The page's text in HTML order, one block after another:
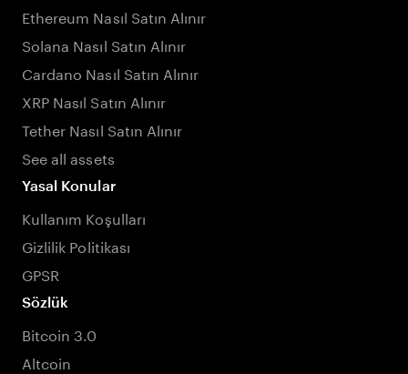
Ethereum Nasıl Satın Alınır
Solana Nasıl Satın Alınır
Cardano Nasıl Satın Alınır
XRP Nasıl Satın Alınır
Tether Nasıl Satın Alınır
See all assets
Yasal Konular
Kullanım Koşulları
Gizlilik Politikası
GPSR
Sözlük
Bitcoin 3.0
Altcoin